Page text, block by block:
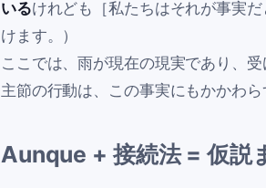
いるけれども［私たちはそれが事実
けます。）
ここでは、雨が現在の現実であり、受
主節の行動は、この事実にもかかわら
Aunque + 接続法 = 仮説